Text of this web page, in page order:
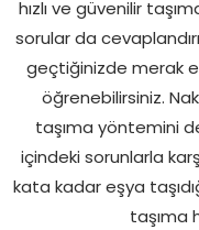
hızlı ve güvenilir
sorular da
geçtiğinizde merak
öğrenebilirsiniz.
taşıma yöntemini de
içindeki sorunlarla
kata kadar eşya
taşıma